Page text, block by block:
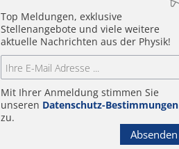
Top Meldungen, exklusive
Stellenangebote und viele weitere
aktuelle Nachrichten aus der Physik!
Mit Ihrer Anmeldung stimmen Sie
unseren Datenschutz-Bestimmungen
zu.
Absenden